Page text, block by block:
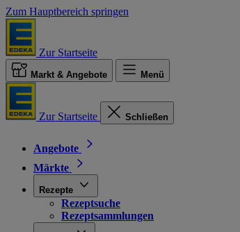
Zum Hauptbereich springen
Zur Startseite
Markt & Angebote Menü
Zur Startseite Schließen
Angebote
Märkte
Rezepte
Rezeptsuche
Rezeptsammlungen